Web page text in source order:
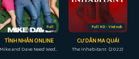
Full
TÌNH NHÂN ONLINE
Mike and Dave Need Wedding Dates (2016)
Full HD - Vietsub
CƯ DÂN MA QUÁI
The Inhabitant (2022)